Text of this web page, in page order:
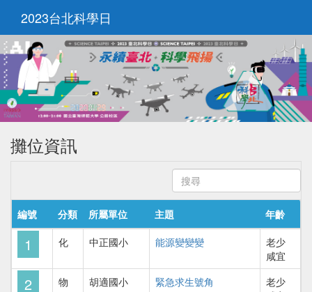
2023台北科學日
攤位資訊
編號 分類 所屬單位 主題 年齡
1 化 中正國小 能源變變變
老少
咸宜
2 物 胡適國小 緊急求生號角
老少